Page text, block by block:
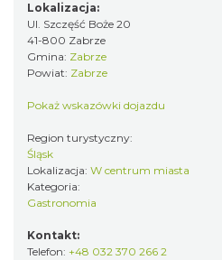
Lokalizacja:
Ul. Szczęść Boże 20
41-800 Zabrze
Gmina: Zabrze
Powiat: Zabrze
Pokaż wskazówki dojazdu
Region turystyczny:
Śląsk
Lokalizacja: W centrum miasta
Kategoria:
Gastronomia
Kontakt:
Telefon: +48 032 370 266 2